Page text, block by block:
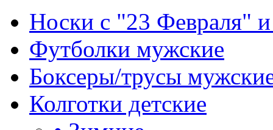
Носки с "23 Февраля"
Футболки мужские
Боксеры/трусы
Колготки детские